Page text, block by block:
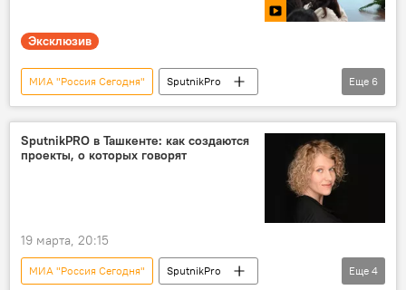
Эксклюзив
МИА "Россия Сегодня"
SputnikPro
Образование
маркетинг
проект
медиа
Видео Узбекистан
Еще 6
SputnikPRO в Ташкенте: как создаются
проекты, о которых говорят
19 марта, 20:15
МИА "Россия Сегодня"
SputnikPro
Еще 4